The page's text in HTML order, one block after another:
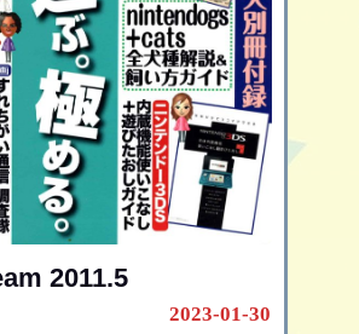
2011.5
2023-01-30